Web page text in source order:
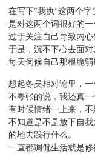
在写下“我执”这两个
是对这两个词很好的一
过于关注自己导致内心
于是，沉不下心去面对
每天伺候自己那根脆弱
想起冬吴相对论里，一
不夸张的说，我还真一
有时候情绪一上来，
不知道是不是放下自
的地去践行什么。
一直都调侃生活就是